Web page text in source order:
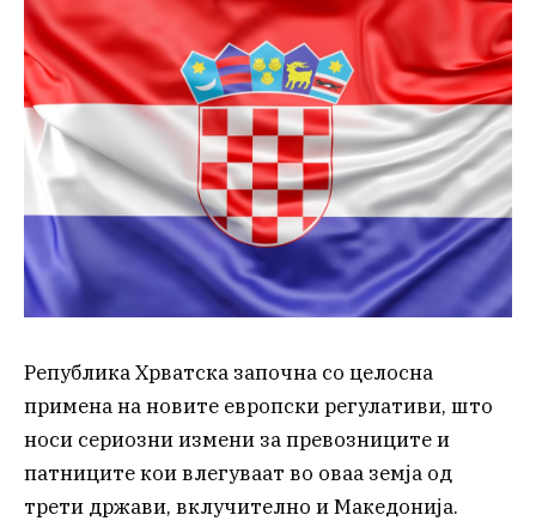
Република Хрватска започна со целосна
примена на новите европски регулативи, што
носи сериозни измени за превозниците и
патниците кои влегуваат во оваа земја од
трети држави, вклучително и Македонија.